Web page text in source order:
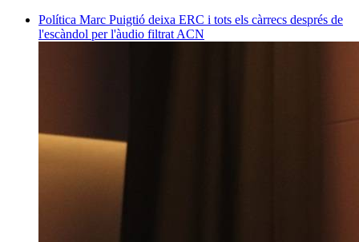
Política Marc Puigtió deixa ERC i tots els càrrecs després de
l'escàndol per l'àudio filtrat ACN